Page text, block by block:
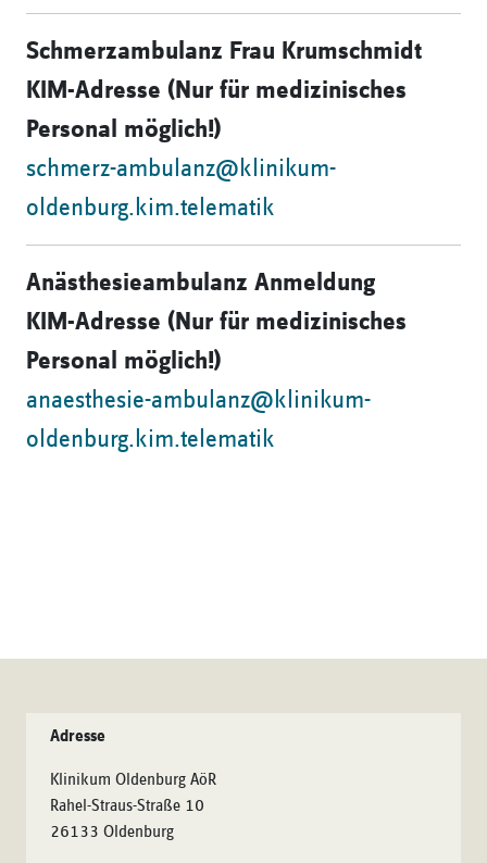
Schmerzambulanz Frau Krumschmidt
KIM-Adresse (Nur für medizinisches
Personal möglich!)
schmerz-ambulanz@klinikum-
oldenburg.kim.telematik
Anästhesieambulanz Anmeldung
KIM-Adresse (Nur für medizinisches
Personal möglich!)
anaesthesie-ambulanz@klinikum-
oldenburg.kim.telematik
Adresse
Klinikum Oldenburg AöR
Rahel-Straus-Straße 10
26133 Oldenburg